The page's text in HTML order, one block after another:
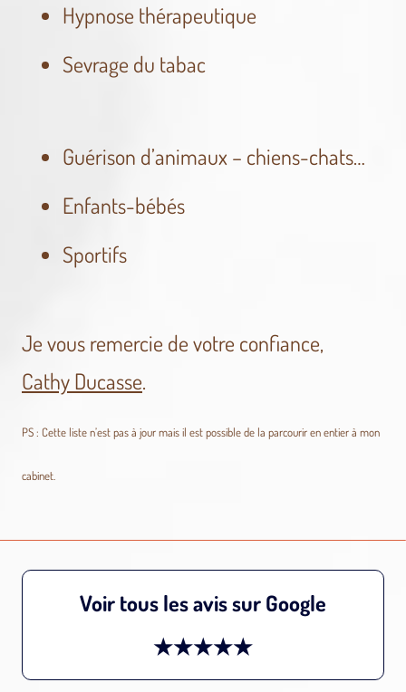
Hypnose thérapeutique
Sevrage du tabac
Guérison d’animaux – chiens-chats…
Enfants-bébés
Sportifs
Je vous remercie de votre confiance,
Cathy Ducasse.
PS : Cette liste n’est pas à jour mais il est possible de la parcourir en entier à mon
cabinet.
Voir tous les avis sur Google
★★★★★